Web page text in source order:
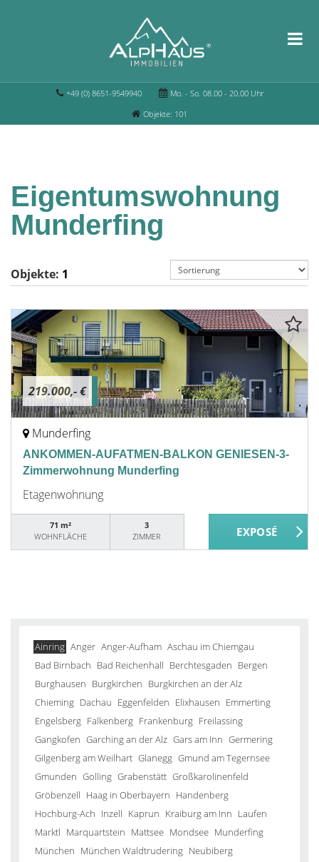
+49 (0) 8651-9549940
Mo. - So. 08.00 - 20.00 Uhr
Objekte: 101
Eigentumswohnung
Munderfing
Objekte: 1
219.000,- €
Munderfing
ANKOMMEN-AUFATMEN-BALKON GENIESEN-3-
Zimmerwohnung Munderfing
Etagenwohnung
71 m²
WOHNFLÄCHE
3
ZIMMER
Ainring Anger Anger-Aufham Aschau im Chiemgau
Bad Birnbach Bad Reichenhall Berchtesgaden Bergen
Burghausen Burgkirchen Burgkirchen an der Alz
Chieming Dachau Eggenfelden Elixhausen Emmerting
Engelsberg Falkenberg Frankenburg Freilassing
Gangkofen Garching an der Alz Gars am Inn Germering
Gilgenberg am Weilhart Glanegg Gmund am Tegernsee
Gmunden Golling Grabenstätt Großkarolinenfeld
Gröbenzell Haag in Oberbayern Handenberg
Hochburg-Ach Inzell Kaprun Kraiburg am Inn Laufen
Marktl Marquartstein Mattsee Mondsee Munderfing
München München Waldtrudering Neubiberg